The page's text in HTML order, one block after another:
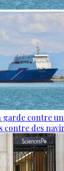
garde contre
contre des